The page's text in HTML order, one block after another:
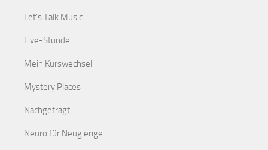
Let's Talk Music
Live-Stunde
Mein Kurswechsel
Mystery Places
Nachgefragt
Neuro für Neugierige